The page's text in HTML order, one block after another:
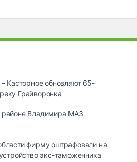
Касторное обновляют 65-
Грайворонка
Владимира МАЗ
фирму оштрафовали на
экс-таможенника